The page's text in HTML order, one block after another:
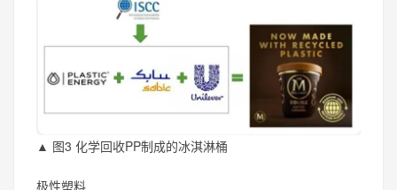
▲ 图3 化学回收PP制成的冰淇淋桶
极性塑料